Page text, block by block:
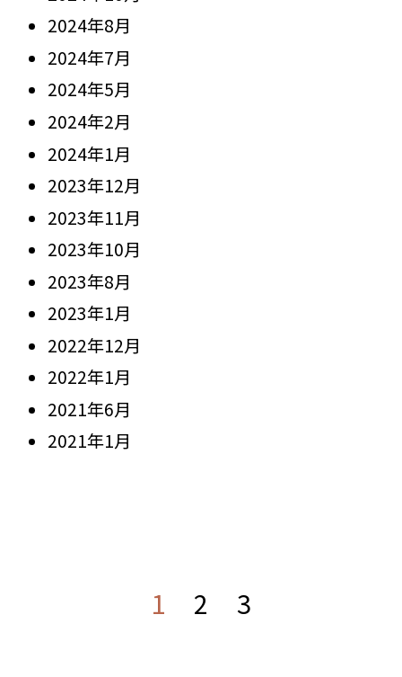
2024年8月
2024年7月
2024年5月
2024年2月
2024年1月
2023年12月
2023年11月
2023年10月
2023年8月
2023年1月
2022年12月
2022年1月
2021年6月
2021年1月
1 2 3